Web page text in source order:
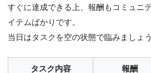
すぐに達成できる上、報酬もコミュニ
イテムばかりです。
当日はタスクを空の状態で臨みましょう
タスク内容 報酬